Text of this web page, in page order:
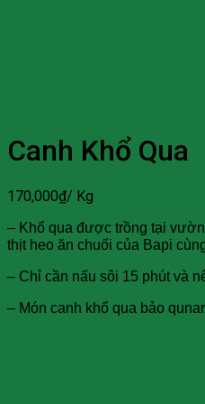
Canh Khổ Qua
170,000₫/ Kg
– Khổ qua được trồng tại
thịt heo ăn chuối của Bapi
– Chỉ cần nấu sôi 15 phút và
– Món canh khổ qua bảo